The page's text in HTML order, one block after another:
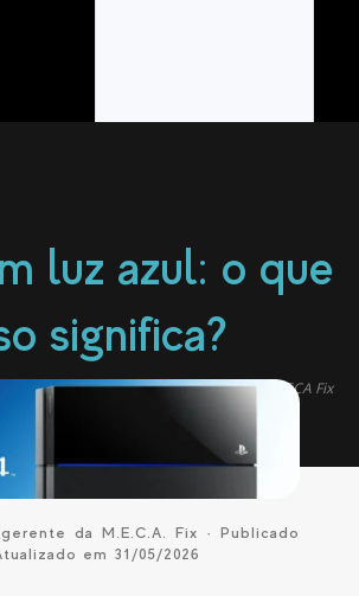
luz azul: o que
significa?
de 2026— com dados reais de OS da MECA Fix
gerente da M.E.C.A. Fix · Publicado
em 31/05/2026